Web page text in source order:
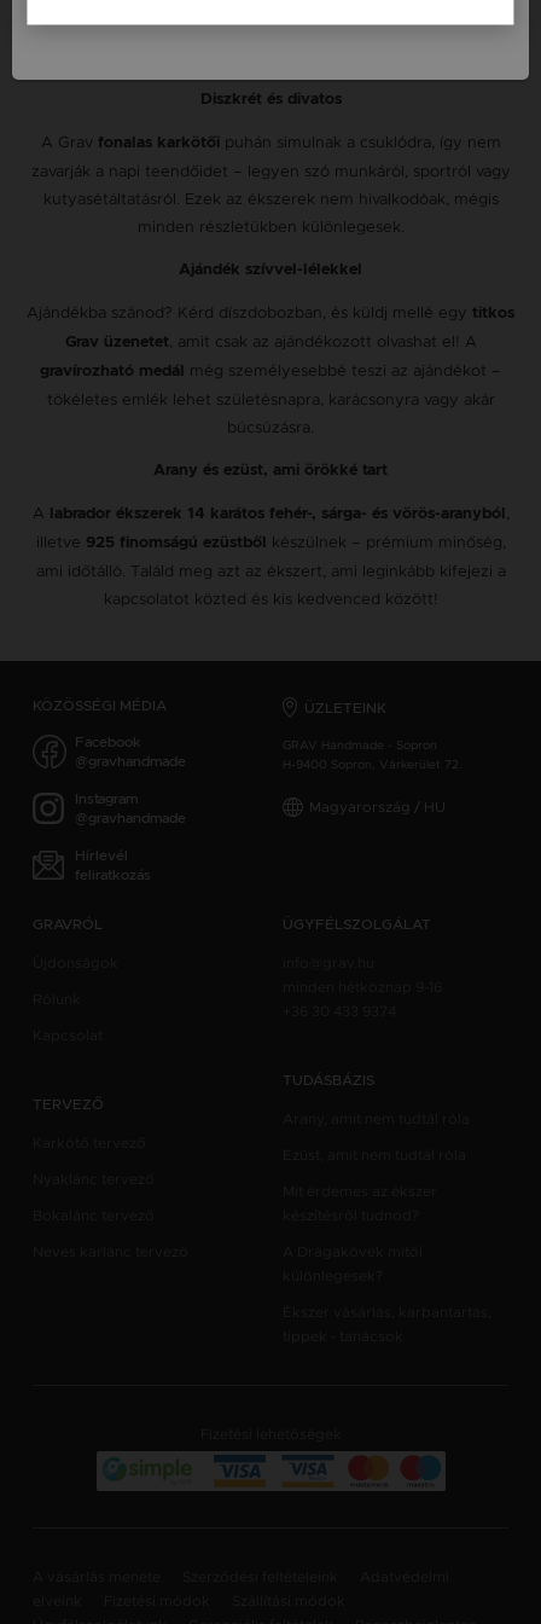
stílusodhoz illő ékszered lehet, ami mindig veled van – akkor is,
Diszkrét és divatos
A Grav fonalas karkötői puhán simulnak a csuklódra, így nem
zavarják a napi teendőidet – legyen szó munkáról, sportról vagy
kutyasétáltatásról. Ezek az ékszerek nem hivalkodóak, mégis
minden részletükben különlegesek.
Ajándék szívvel-lélekkel
Ajándékba szánod? Kérd díszdobozban, és küldj mellé egy titkos
Grav üzenetet, amit csak az ajándékozott olvashat el! A
gravírozható medál
még személyesebbé teszi az ajándékot –
tökéletes emlék lehet születésnapra, karácsonyra vagy akár
búcsúzásra.
Arany és ezüst, ami örökké tart
A labrador ékszerek 14 karátos fehér-, sárga- és vörös-aranyból ,
illetve 925 finomságú ezüstből
készülnek – prémium minőség,
ami időtálló. Találd meg azt az ékszert, ami leginkább kifejezi a
kapcsolatot közted és kis kedvenced között!
KÖZÖSSÉGI MÉDIA
Facebook
@gravhandmade
Instagram
@gravhandmade
Hírlevél
feliratkozás
ÜZLETEINK
GRAV Handmade - Sopron
H-9400 Sopron, Várkerület 72.
Magyarország / HU
GRAVRÓL
TERVEZŐ
ÜGYFÉLSZOLGÁLAT
TUDÁSBÁZIS